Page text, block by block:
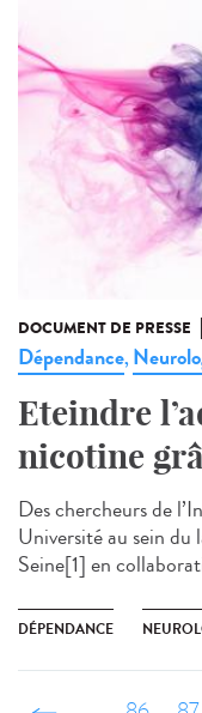
DOCUMENT DE PRESSE
Dépendance,
Eteindre
nicotine
Des chercheurs de
Université au sein
Seine[1] en
DÉPENDANCE